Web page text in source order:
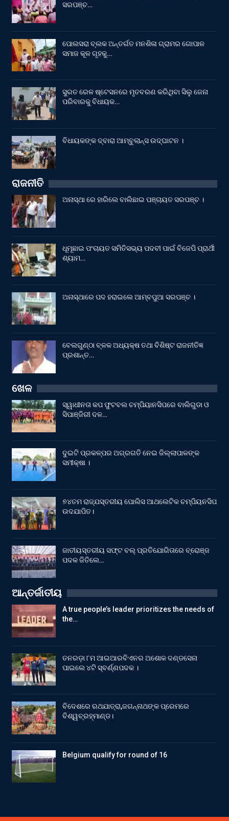
ସରପଞ୍ଚ…
ପୋଲସରା ବ୍ଲକ ଅନ୍ତର୍ଗତ ମନଶିଳା ଗ୍ରାମର ଗୋପାଳ
ସମାଜ କୂଳ ଗୃହକୁ…
ସୁରତ ରେଳ ଷ୍ଟେସନରେ ମୃତବରଣ କରିଥିବା ସିଲୁ ଜେନା
ପରିବାରକୁ ବିଧାୟକ…
ବିଧାୟକଙ୍କ ଦ୍ବାରା ଆମ୍ବୁଲାନ୍ସ ଉଦ୍‌ଘାଟନ ।
ରାଜନୀତି
ଅନାସ୍ଥା ରେ ହାରିଲେ ବାଲିଛାଇ ପଞ୍ଚାୟତ ସରପଞ୍ଚ ।
ଧୂମୂଛାଇ ପଂଚାୟତ ସମିତିସଭ୍ୟ ପଦବୀ ପାଇଁ ବିଜେପି ପ୍ରାର୍ଥୀ
ଶ୍ୟାମ…
ଅନାସ୍ଥାରେ ପଦ ହରାଇଲେ ଆମ୍ବପୁଆ ସରପଞ୍ଚ ।
ବେଲଗୁଣ୍ଠା ବ୍ଳକ ଅଧ୍ୟକ୍ଷ ତଥା ବିଶିଷ୍ଟ ରାଜନୀତିଜ୍ଞ
ପ୍ରଶାନ୍ତ…
ଖେଳ
ସ୍ୱାଧୀନତା କପ ଫୁଟବଲ ଚମ୍ପିୟାନସିପରେ ବାଲିଗୁଡା ଓ
ସିପାଞ୍ଜିରୀ ଦଳ…
ଦୁଇଟି ପ୍ରକଳ୍ପର ଅଗ୍ରଗତି ନେଇ ଜିଲ୍ଲାପାଳଙ୍କ
ସମୀକ୍ଷା ।
୭୪ତମ ରାଜ୍ଯସ୍ତରୀୟ ପୋଲିସ ଆଥଲେଟିକ ଚମ୍ପିୟନସିପ
ଉଦଯାପିତ।
ଜାତୀୟସ୍ତରୀୟ ସଫ୍ଟ ବଲ୍ ପ୍ରତିଯୋଗିତାରେ ବ୍ରୋଞ୍ଜ
ପଦକ ଜିତିଲେ…
ଆନ୍ତର୍ଜାତୀୟ
A true people’s leader prioritizes the needs of
the…
ତନରଡ଼ା ୮ମ ଆଇଆରବିଏନର ଅଶୋକ ଦଣ୍ଡସେନା
ପାଇଲେ ୪ଟି ସ୍ବର୍ଣ୍ଣପଦକ ।
ବିଦେଶରେ ରଥଯାତ୍ରା,ଜଗନ୍ନାଥଙ୍କ ପ୍ରେମରେ
ବିଶ୍ୱବ୍ରହ୍ମାଣ୍ଡ।
Belgium qualify for round of 16